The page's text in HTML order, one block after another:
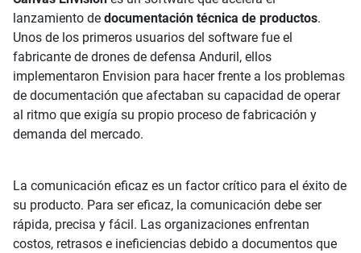
lanzamiento de documentación técnica de productos.
Unos de los primeros usuarios del software fue el
fabricante de drones de defensa Anduril, ellos
implementaron Envision para hacer frente a los problemas
de documentación que afectaban su capacidad de operar
al ritmo que exigía su propio proceso de fabricación y
demanda del mercado.
La comunicación eficaz es un factor crítico para el éxito de
su producto. Para ser eficaz, la comunicación debe ser
rápida, precisa y fácil. Las organizaciones enfrentan
costos, retrasos e ineficiencias debido a documentos que